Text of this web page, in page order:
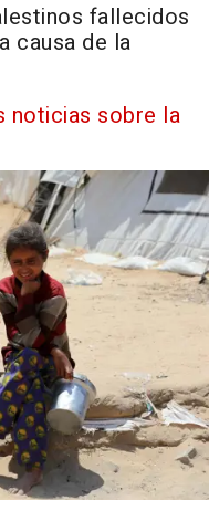
fallecidos
causa de la
noticias sobre la